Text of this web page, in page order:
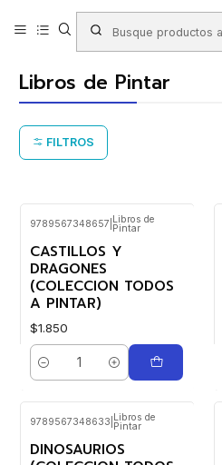
Productos LIBRERIA Libros
Libros de Pintar
Libros de Pintar
FILTROS
9789567348657 Libros de
Pintar
CASTILLOS Y
DRAGONES
(COLECCION TODOS
A PINTAR)
$1.850
Cantidad
9789567348633 Libros de
Pintar
DINOSAURIOS